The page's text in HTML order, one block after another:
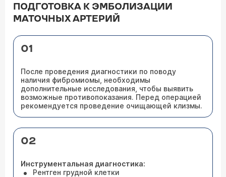
ПОДГОТОВКА К ЭМБОЛИЗАЦИИ
МАТОЧНЫХ АРТЕРИЙ
01
После проведения диагностики по поводу
наличия фибромиомы, необходимы
дополнительные исследования, чтобы выявить
возможные противопоказания. Перед операцией
рекомендуется проведение очищающей клизмы.
02
Инструментальная диагностика:
Рентген грудной клетки